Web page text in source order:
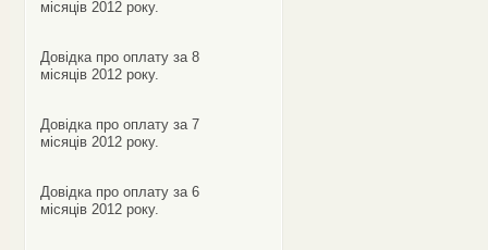
місяців 2012 року.
Довідка про оплату за 8
місяців 2012 року.
Довідка про оплату за 7
місяців 2012 року.
Довідка про оплату за 6
місяців 2012 року.